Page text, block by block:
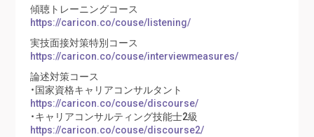
傾聴トレーニングコース
https://caricon.co/couse/listening/
実技面接対策特別コース
https://caricon.co/couse/interviewmeasures/
論述対策コース
・国家資格キャリアコンサルタント
https://caricon.co/couse/discourse/
・キャリアコンサルティング技能士2級
https://caricon.co/couse/discourse2/